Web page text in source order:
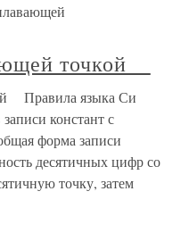
точкой
Правила языка Си
констант с
форма записи
десятичных цифр со
точку, затем